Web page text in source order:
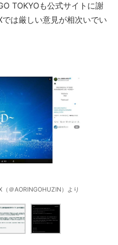
TOKYOも公式サイトに謝
は厳しい意見が相次いでい
（＠AORINGOHUZIN）より